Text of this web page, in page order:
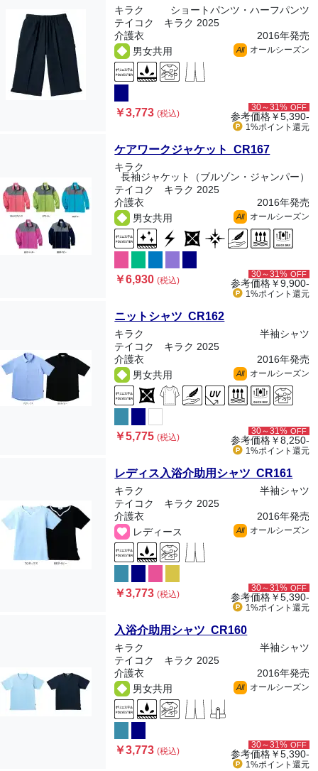
キラク
ショートパンツ・ハーフパンツ
テイコク キラク 2025
介護衣
2016年発売
男女共用
All オールシーズン
￥3,773(税込)
30～31% OFF
参考価格￥5,390-
1%ポイント 還元
ケアワークジャケット CR167
キラク
長袖ジャケット（ブルゾン・ジャンパー）
テイコク キラク 2025
介護衣
2016年発売
男女共用
All オールシーズン
￥6,930(税込)
30～31% OFF
参考価格￥9,900-
1%ポイント 還元
ニットシャツ CR162
キラク
半袖シャツ
テイコク キラク 2025
介護衣
2016年発売
男女共用
All オールシーズン
￥5,775(税込)
30～31% OFF
参考価格￥8,250-
1%ポイント 還元
レディス入浴介助用シャツ CR161
キラク
半袖シャツ
テイコク キラク 2025
介護衣
2016年発売
レディース
All オールシーズン
￥3,773(税込)
30～31% OFF
参考価格￥5,390-
1%ポイント 還元
入浴介助用シャツ CR160
キラク
半袖シャツ
テイコク キラク 2025
介護衣
2016年発売
男女共用
All オールシーズン
￥3,773(税込)
30～31% OFF
参考価格￥5,390-
1%ポイント 還元